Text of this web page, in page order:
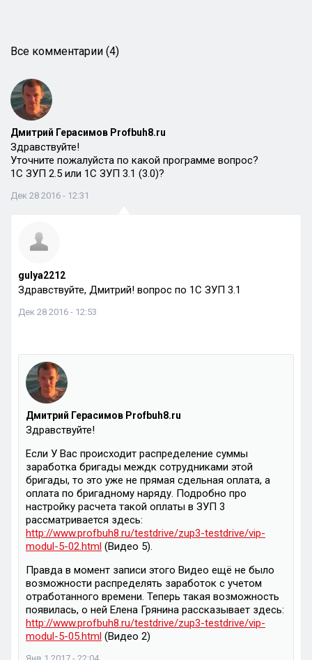
Все комментарии (4)
Дмитрий Герасимов Profbuh8.ru
Здравствуйте!
Уточните пожалуйста по какой программе вопрос?
1С ЗУП 2.5 или 1С ЗУП 3.1 (3.0)?
Дек 28 2016 - 12:31
gulya2212
Здравствуйте, Дмитрий! вопрос по 1С ЗУП 3.1
Дек 28 2016 - 12:53
Дмитрий Герасимов Profbuh8.ru
Здравствуйте!
Если У Вас происходит распределение суммы
заработка бригады междк сотрудниками этой
бригады, то это уже не прямая сдельная оплата, а
оплата по бригадному наряду. Подробно про
настройку расчета такой оплаты в ЗУП 3
рассматривается здесь:
http://www.profbuh8.ru/testdrive/zup3-testdrive/vip-
modul-5-02.html (Видео 5).
Правда в момент записи этого Видео ещё не было
возможности распределять заработок с учетом
отработанного времени. Теперь такая возможность
появилась, о ней Елена Грянина рассказывает здесь:
http://www.profbuh8.ru/testdrive/zup3-testdrive/vip-
modul-5-05.html (Видео 2)